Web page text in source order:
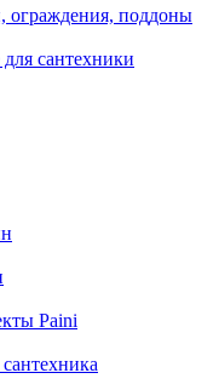
ограждения, поддоны
сантехники
Paini